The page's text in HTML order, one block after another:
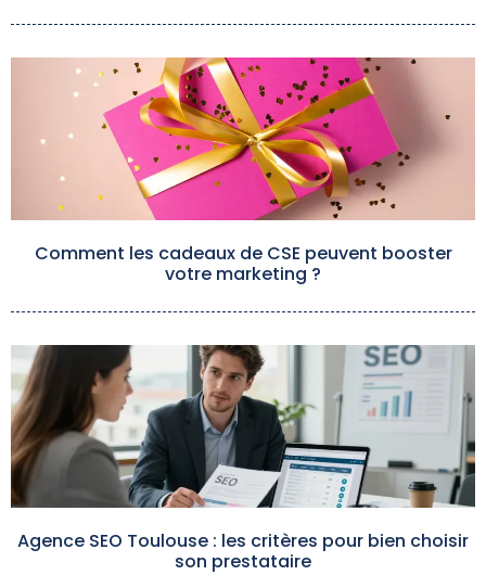
Comment les cadeaux de CSE peuvent booster
votre marketing ?
Agence SEO Toulouse : les critères pour bien choisir
son prestataire